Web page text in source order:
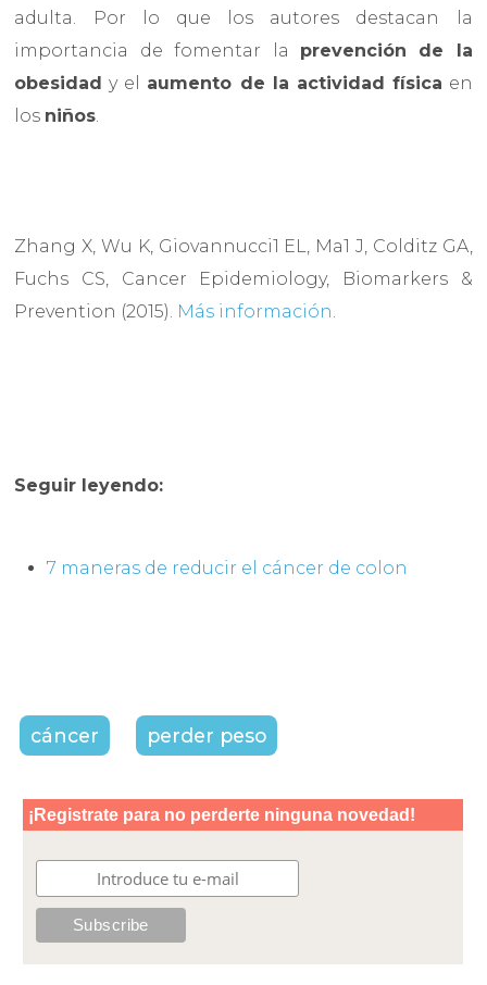
adulta. Por lo que los autores destacan la
importancia de fomentar la prevención de la
obesidad y el aumento de la actividad física en
los niños.
Zhang X, Wu K, Giovannucci1 EL, Ma1 J, Colditz GA,
Fuchs CS, Cancer Epidemiology, Biomarkers &
Prevention (2015). Más información.
Seguir leyendo:
7 maneras de reducir el cáncer de colon
cáncer perder peso